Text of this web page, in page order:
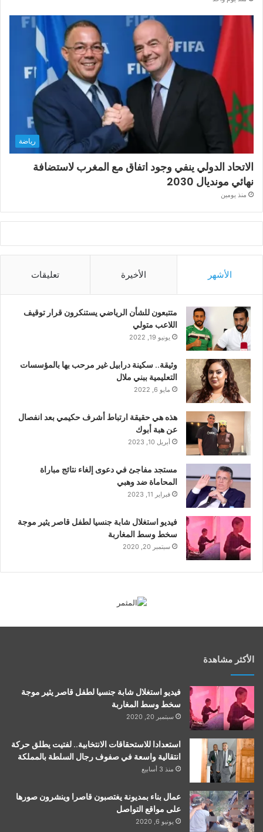
رياضة
الاتحاد الدولي ينفي وجود اتفاق مع المغرب لاستضافة
نهائي مونديال 2030
منذ يومين
الأشهر الأخيرة تعليقات
متتبعون للشأن الرياضي يستنكرون قرار توقيف
اللاعب متولي
يونيو 19, 2022
وثيقة.. سكينة درابيل غير مرحب بها بالمؤسسات
التعليمية ببني ملال
مايو 6, 2022
هذه هي حقيقة ارتباط أشرف حكيمي بعد انفصال
عن هبة أبوك
أبريل 10, 2023
مستجد مفاجئ في دعوى إلغاء نتائج مباراة
المحاماة ضد وهبي
فبراير 11, 2023
فيديو استغلال شابة جنسيا لطفل قاصر يثير موجة
سخط وسط المغاربة
سبتمبر 20, 2020
الأكثر مشاهدة
فيديو استغلال شابة جنسيا لطفل قاصر يثير موجة
سخط وسط المغاربة
سبتمبر 20, 2020
استعدادا للاستحقاقات الانتخابية.. لفتيت يطلق حركة
انتقالية واسعة في صفوف رجال السلطة بالمملكة
منذ 3 أسابيع
عمال بناء بمديونة يغتصبون قاصرا وينشرون صورها
على مواقع التواصل
يونيو 6, 2020